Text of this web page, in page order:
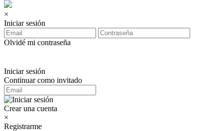
×
Iniciar sesión
Olvidé mi contraseña
Iniciar sesión
Continuar como invitado
Crear una cuenta
×
Registrarme